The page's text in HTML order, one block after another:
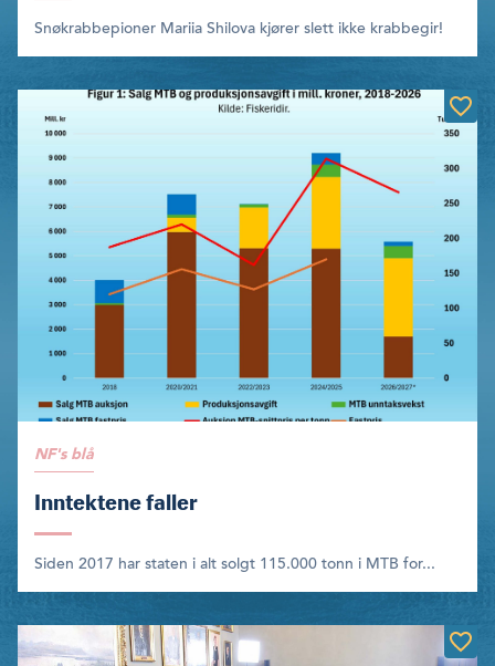
Snøkrabbepioner Mariia Shilova kjører slett ikke krabbegir!
NF's blå
Inntektene faller
Siden 2017 har staten i alt solgt 115.000 tonn i MTB for...